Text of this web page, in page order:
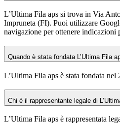
L’Ultima Fila aps si trova in Via
Impruneta (FI). Puoi utilizzare
navigazione per ottenere indicazioni
Quando è stata fondata L’Ultima Fila
L’Ultima Fila aps è stata fondata nel
Chi è il rappresentante legale di
L’Ultima Fila aps è rappresentata